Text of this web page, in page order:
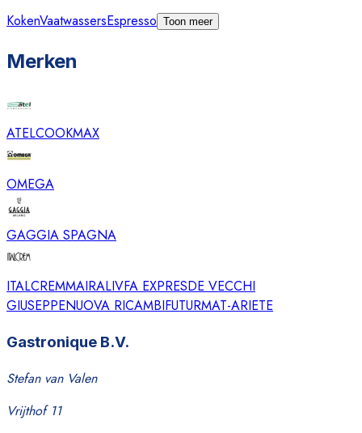
KokenVaatwassersEspresso Toon meer
Merken
ATELCOOKMAX
OMEGA
GAGGIA SPAGNA
ITALCREMMAIRALIVFA EXPRESDE VECCHI
GIUSEPPENUOVA RICAMBIFUTURMAT-ARIETE
Gastronique B.V.
Stefan van Valen
Vrijthof 11